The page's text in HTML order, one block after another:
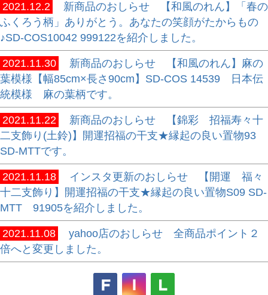
2021.12.2
新商品のおしらせ 【和風のれん】「春の
ふくろう柄」ありがとう。あなたの笑顔がたからもの
♪SD-COS10042 999122を紹介しました。
2021.11.30
新商品のおしらせ 【和風のれん】麻の
葉模様【幅85cm×長さ90cm】SD-COS 14539 日本伝
統模様 麻の葉柄です。
2021.11.22
新商品のおしらせ 【錦彩 招福寿々十
二支飾り(土鈴)】開運招福の干支★縁起の良い置物93
SD-MTTです。
2021.11.18
インスタ更新のおしらせ 【開運 福々
十二支飾り】開運招福の干支★縁起の良い置物S09 SD-
MTT 91905を紹介しました。
2021.11.08
yahoo店のおしらせ 全商品ポイント２
倍へと変更しました。